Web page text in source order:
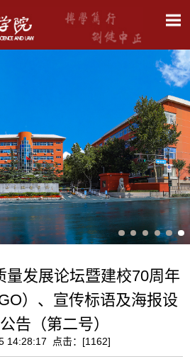
量发展论坛暨建校70周年
）、宣传标语及海报设
告（第二号）
14:28:17 点击：[1162]